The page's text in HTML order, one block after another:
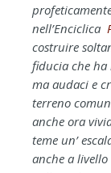
nell’Enciclica
costruire
fiducia che
ma audaci e
terreno
anche ora
teme un’
anche a